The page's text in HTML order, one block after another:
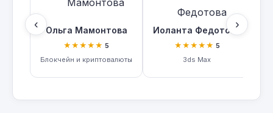
‹ Ольга Мамонтова
★★★★★ 5
Блокчейн и криптовалюты
Иоланта Федотова
★★★★★ 5
3ds Max
›